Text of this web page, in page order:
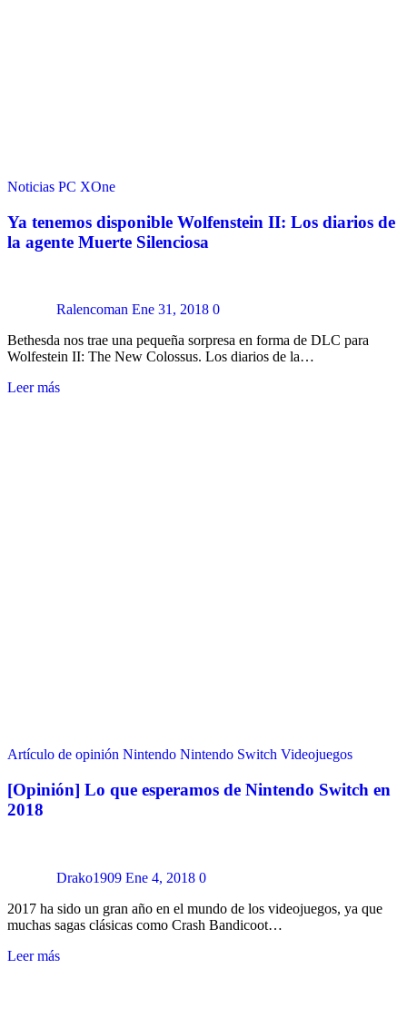
Noticias PC XOne
Ya tenemos disponible Wolfenstein II: Los diarios de
la agente Muerte Silenciosa
Ralencoman Ene 31, 2018 0
Bethesda nos trae una pequeña sorpresa en forma de DLC para
Wolfestein II: The New Colossus. Los diarios de la…
Leer más
Artículo de opinión Nintendo Nintendo Switch Videojuegos
[Opinión] Lo que esperamos de Nintendo Switch en
2018
Drako1909 Ene 4, 2018 0
2017 ha sido un gran año en el mundo de los videojuegos, ya que
muchas sagas clásicas como Crash Bandicoot…
Leer más